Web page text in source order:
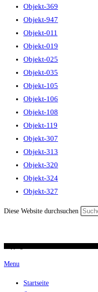
Objekt-369
Objekt-947
Objekt-011
Objekt-019
Objekt-025
Objekt-035
Objekt-105
Objekt-106
Objekt-108
Objekt-119
Objekt-307
Objekt-313
Objekt-320
Objekt-324
Objekt-327
Diese Website durchsuchen
Menu
Startseite